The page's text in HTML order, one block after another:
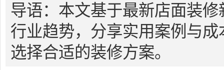
导语：本文基于最新店面装
行业趋势，分享实用案例与
选择合适的装修方案。